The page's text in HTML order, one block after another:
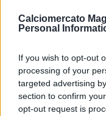
Calciomercato
Personal
If you wish to opt-out
processing of your
targeted advertising
section to confirm
opt-out request is
Secondo quanto
Morata tornerà al
destinazione sarebbe
il club italiano i turchi
allettante, ma che per
Roberto Piccoli, di